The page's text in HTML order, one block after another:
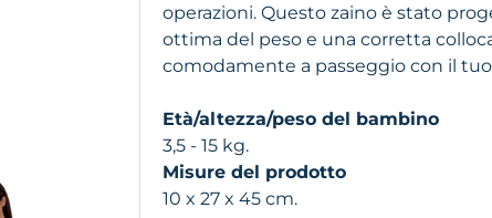
operazioni. Questo zaino è stato
ottima del peso e una corretta
comodamente a passeggio con il
Età/altezza/peso del bambino
3,5 - 15 kg.
Misure del prodotto
10 x 27 x 45 cm.